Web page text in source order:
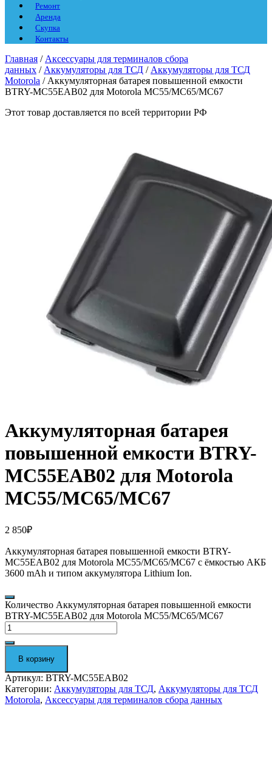
Ремонт
Аренда
Скупка
Контакты
Главная / Аксессуары для терминалов сбора
данных / Аккумуляторы для ТСД / Аккумуляторы для ТСД
Motorola / Аккумуляторная батарея повышенной емкости
BTRY-MC55EAB02 для Motorola MC55/MC65/MC67
Этот товар доставляется по всей территории РФ
Аккумуляторная батарея
повышенной емкости BTRY-
MC55EAB02 для Motorola
MC55/MC65/MC67
2 850₽
Аккумуляторная батарея повышенной емкости BTRY-
MC55EAB02 для Motorola MC55/MC65/MC67 с ёмкостью АКБ
3600 mAh и типом аккумулятора Lithium Ion.
Количество Аккумуляторная батарея повышенной емкости
BTRY-MC55EAB02 для Motorola MC55/MC65/MC67
В корзину
Артикул: BTRY-MC55EAB02
Категории: Аккумуляторы для ТСД, Аккумуляторы для ТСД
Motorola, Аксессуары для терминалов сбора данных